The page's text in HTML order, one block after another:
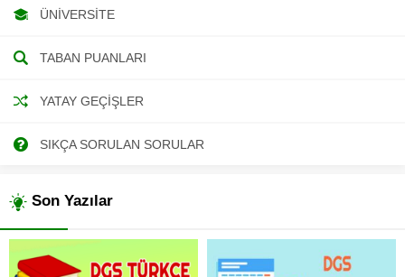
ÜNIVERSITE
TABAN PUANLARI
YATAY GEÇIŞLER
SIKÇA SORULAN SORULAR
Son Yazılar